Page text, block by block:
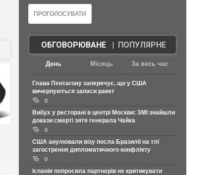
ОБГОВОРЮВАНЕ| ПОПУЛЯРНЕ
День Місяць За весь час
Глава Пентагону заперечує, що у США
вичерпуються запаси ракет
0
Вибух у ресторані в центрі Москви: ЗМІ знайшли
докази смерті зятя генерала Чайка
0
США анулювали візу посла Бразилії на тлі
загострення дипломатичного конфлікту
0
Іспанія попросила партнерів не критикувати